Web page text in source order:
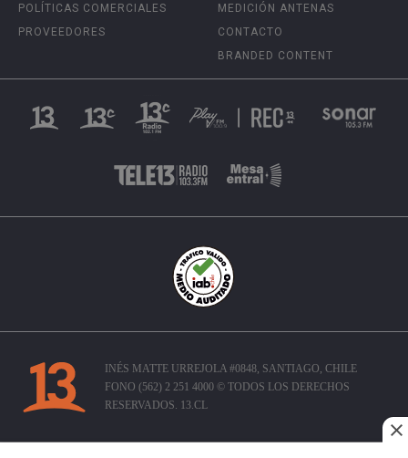
POLÍTICAS COMERCIALES
PROVEEDORES
MEDICIÓN ANTENAS
CONTACTO
BRANDED CONTENT
INÉS MATTE URREJOLA #0848, SANTIAGO, CHILE
FONO (562) 2 251 4000 © TODOS LOS DERECHOS
RESERVADOS. 13.CL